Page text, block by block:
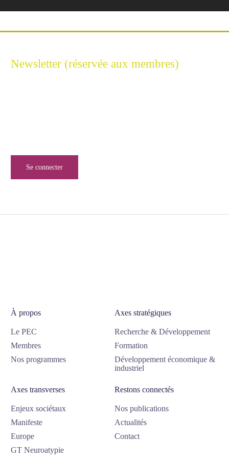
Newsletter (réservée aux membres)
Se connecter
À propos
Le PEC
Membres
Nos programmes
Axes stratégiques
Recherche & Développement
Formation
Développement économique &
industriel
Axes transverses
Enjeux sociétaux
Manifeste
Europe
GT Neuroatypie
Restons connectés
Nos publications
Actualités
Contact